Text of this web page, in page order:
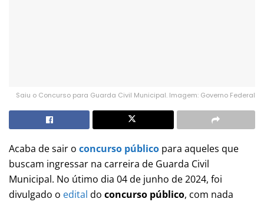
Saiu o Concurso para Guarda Civil Municipal. Imagem: Governo Federal
Acaba de sair o concurso público para aqueles que
buscam ingressar na carreira de Guarda Civil
Municipal. No útimo dia 04 de junho de 2024, foi
divulgado o edital do concurso público, com nada